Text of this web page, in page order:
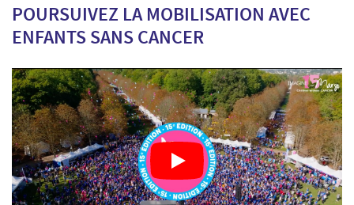
POURSUIVEZ LA MOBILISATION AVEC
ENFANTS SANS CANCER